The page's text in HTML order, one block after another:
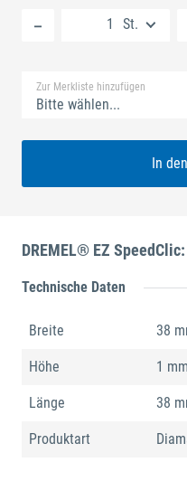
St.
Zur Merkliste hinzufügen
Bitte wählen...
In
DREMEL® EZ
Technische Daten
Breite 38
Höhe 1 mm
Länge 38
Produktart